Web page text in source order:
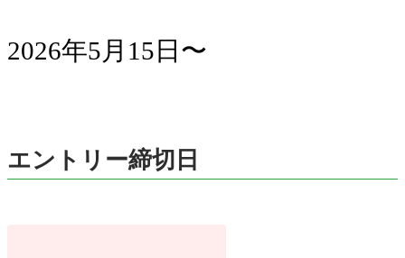
2026年5月15日〜
エントリー締切日